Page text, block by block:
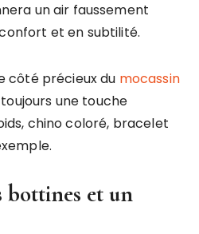
un air faussement
et en subtilité.
côté précieux du mocassin
une touche
chino coloré, bracelet
bottines et un